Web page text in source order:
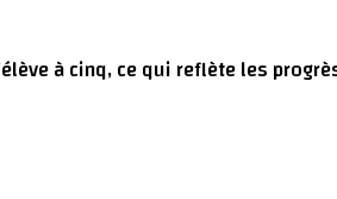
à cinq, ce qui reflète les